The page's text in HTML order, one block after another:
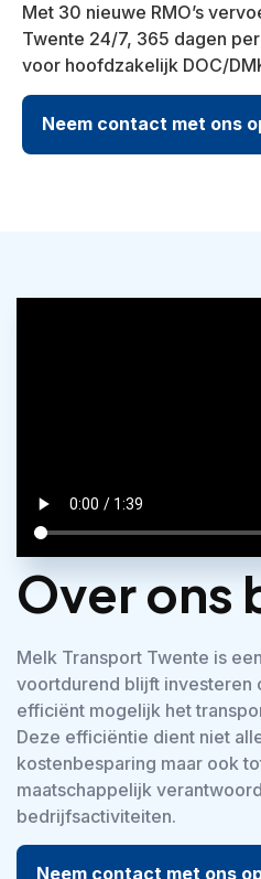
Met 30 nieuwe RMO’s
Twente 24/7, 365 dagen
voor hoofdzakelijk DOC/
Neem contact met ons
Over ons
Melk Transport Twente is
voortdurend blijft investeren
efficiënt mogelijk het
Deze efficiëntie dient niet
kostenbesparing maar ook
maatschappelijk
bedrijfsactiviteiten.
Neem contact met ons